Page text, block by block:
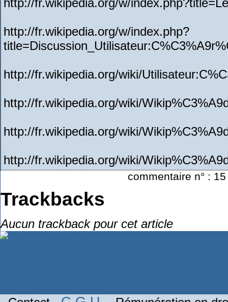
http://fr.wikipedia.org/w/index.php?
http://fr.wikipedia.org/wiki/
http://fr.wikipedia.org/wiki/
http://fr.wikipedia.org/wiki/
http://fr.wikipedia.org/wiki/
commentaire n° :
Trackbacks
Aucun trackback pour cet article